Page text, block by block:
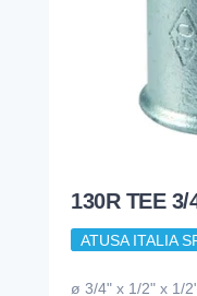
130R TEE 3/
ATUSA ITALIA
ø 3/4" x 1/2" x 1/